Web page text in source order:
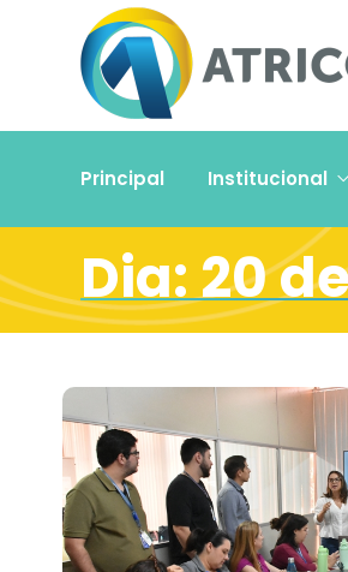
Principal Institucional
Dia:20